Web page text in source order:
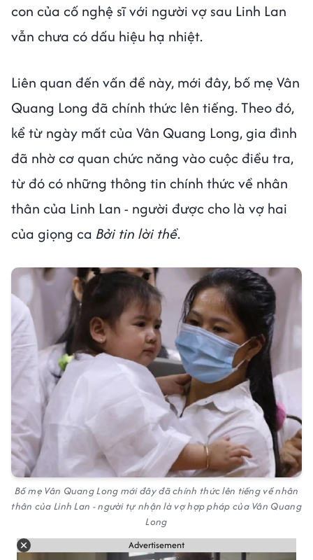
con của cố nghệ sĩ với người vợ sau Linh Lan
vẫn chưa có dấu hiệu hạ nhiệt.
Liên quan đến vấn đề này, mới đây, bố mẹ Vân
Quang Long đã chính thức lên tiếng. Theo đó,
kể từ ngày mất của Vân Quang Long, gia đình
đã nhờ cơ quan chức năng vào cuộc điều tra,
từ đó có những thông tin chính thức về nhân
thân của Linh Lan - người được cho là vợ hai
của giọng ca Bởi tin lời thề.
Bố mẹ Vân Quang Long mới đây đã chính thức lên tiếng về nhân
thân của Linh Lan - người tự nhận là vợ hợp pháp của Vân Quang
Long
Advertisement